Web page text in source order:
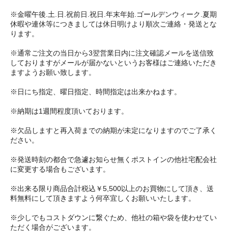
※金曜午後.土.日.祝前日.祝日.年末年始.ゴールデンウィーク.夏期
休暇や連休等につきましては休日明けより順次ご連絡・発送とな
ります。
※通常ご注文の当日から3翌営業日内に注文確認メールを送信致
しておりますがメールが届かないというお客様はご連絡いただき
ますようお願い致します。
※日にち指定、曜日指定、時間指定は出来かねます。
※納期は1週間程度頂いております。
※欠品しますと再入荷までの納期が未定になりますのでご了承く
ださい。
※発送時刻の都合で急遽お知らせ無くポストインの他社宅配会社
に変更する場合もございます。
※出来る限り商品合計税込￥5,500以上のお買物にして頂き、送
料無料にして頂きますよう何卒宜しくお願いいたします。
※少しでもコストダウンに繋ぐため、他社の箱や袋を使わせてい
ただく場合がございます。